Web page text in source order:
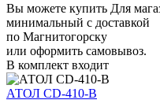
Вы можете купить Для
минимальный с доставкой
по Магнитогорску
или оформить самовывоз.
В комплект входит
АТОЛ CD-410-В